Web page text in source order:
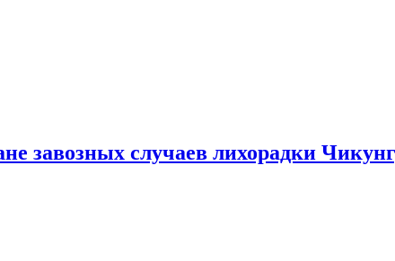
завозных случаев лихорадки